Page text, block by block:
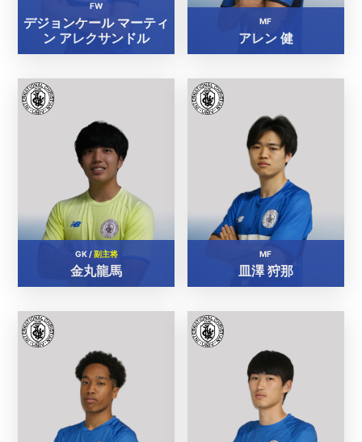
FW
デジョンケール マーティ
ン アレクサンドル
MF
アレン 健
GK /副主将
金丸龍馬
MF
皿澤 狩那